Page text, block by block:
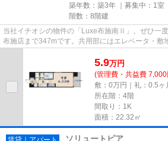
築年数：築3年 ｜募集中： 1室
階数：8階建
当社イチオシの物件の「Luxe布施南Ⅱ」。ぜひ一
布施店まで347mです。共用部にはエレベータ・敷
備やサービスが揃っているので...
5.9万円
(管理費・共益費
敷：0万円｜礼：0.5ヶ
所在階：4階
間取り：1K
面積：22.32㎡
ソリュートピア